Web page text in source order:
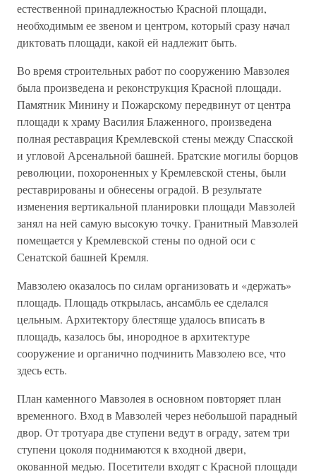
естественной принадлежностью Красной площади,
необходимым ее звеном и центром, который сразу начал
диктовать площади, какой ей надлежит быть.
Во время строительных работ по сооружению Мавзолея
была произведена и реконструкция Красной площади.
Памятник Минину и Пожарскому передвинут от центра
площади к храму Василия Блаженного, произведена
полная реставрация Кремлевской стены между Спасской
и угловой Арсенальной башней. Братские могилы борцов
революции, похороненных у Кремлевской стены, были
реставрированы и обнесены оградой. В результате
изменения вертикальной планировки площади Мавзолей
занял на ней самую высокую точку. Гранитный Мавзолей
помещается у Кремлевской стены по одной оси с
Сенатской башней Кремля.
Мавзолею оказалось по силам организовать и «держать»
площадь. Площадь открылась, ансамбль ее сделался
цельным. Архитектору блестяще удалось вписать в
площадь, казалось бы, инородное в архитектуре
сооружение и органично подчинить Мавзолею все, что
здесь есть.
План каменного Мавзолея в основном повторяет план
временного. Вход в Мавзолей через небольшой парадный
двор. От тротуара две ступени ведут в ограду, затем три
ступени цоколя поднимаются к входной двери,
окованной медью. Посетители входят с Красной площади